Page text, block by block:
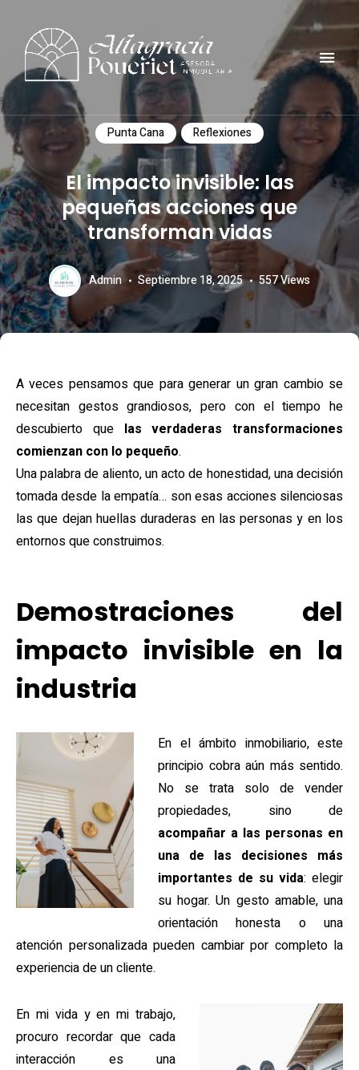
ALTAGRACIA POUERIET
Comunidad, turismo, arte, desarrollo reflexiones y mucho mas
Punta Cana Reflexiones
El impacto invisible: las
pequeñas acciones que
transforman vidas
Admin Septiembre 18, 2025 557Views
A veces pensamos que para generar un gran cambio se
necesitan gestos grandiosos, pero con el tiempo he
descubierto que las verdaderas transformaciones
comienzan con lo pequeño.
Una palabra de aliento, un acto de honestidad, una decisión
tomada desde la empatía… son esas acciones silenciosas
las que dejan huellas duraderas en las personas y en los
entornos que construimos.
Demostraciones del
impacto invisible en la
industria
En el ámbito inmobiliario, este
principio cobra aún más sentido.
No se trata solo de vender
propiedades, sino de
acompañar a las personas en
una de las decisiones más
importantes de su vida: elegir
su hogar. Un gesto amable, una
orientación honesta o una
atención personalizada pueden cambiar por completo la
experiencia de un cliente.
En mi vida y en mi trabajo,
procuro recordar que cada
interacción es una